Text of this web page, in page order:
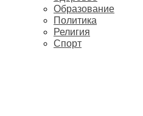
Образование
Политика
Религия
Спорт